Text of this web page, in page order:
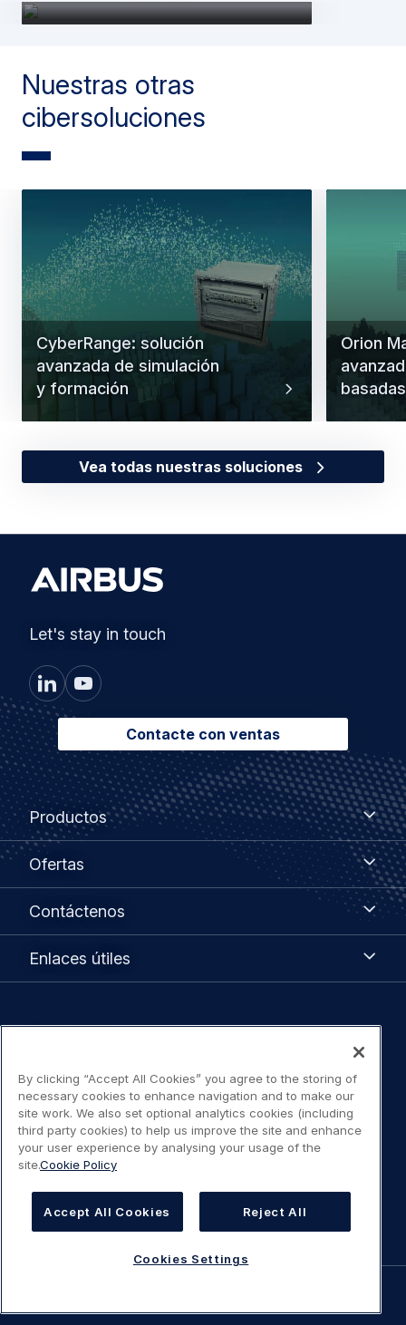
Nuestras otras
cibersoluciones
CyberRange: solución
avanzada de simulación
y formación
Orion
Vea todas nuestras soluciones
Let's stay in touch
Contacte con ventas
Footer
menu
Productos
Productos
Ofertas
Ofertas
Contáctenos
Enlaces útiles
Legal
Aviso legal / Términos de uso
Declaración de accesibilidad
Política de cookies
Cookies Settings
By clicking “Accept All Cookies” you agree to the storing of
necessary cookies to enhance navigation and to make our
site work. We also set optional analytics cookies (including
third party cookies) to help us improve the site and enhance
your user experience by analysing your usage of the
site.Cookie Policy
Accept All Cookies Reject All
Cookies Settings